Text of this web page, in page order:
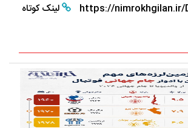
https:// لینک کوتاه